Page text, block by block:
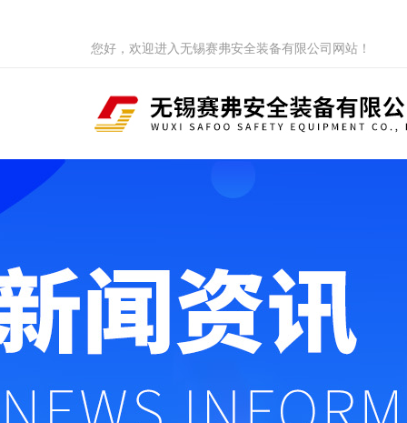
您好，欢迎进入无锡赛弗安全装备有限公司网站！